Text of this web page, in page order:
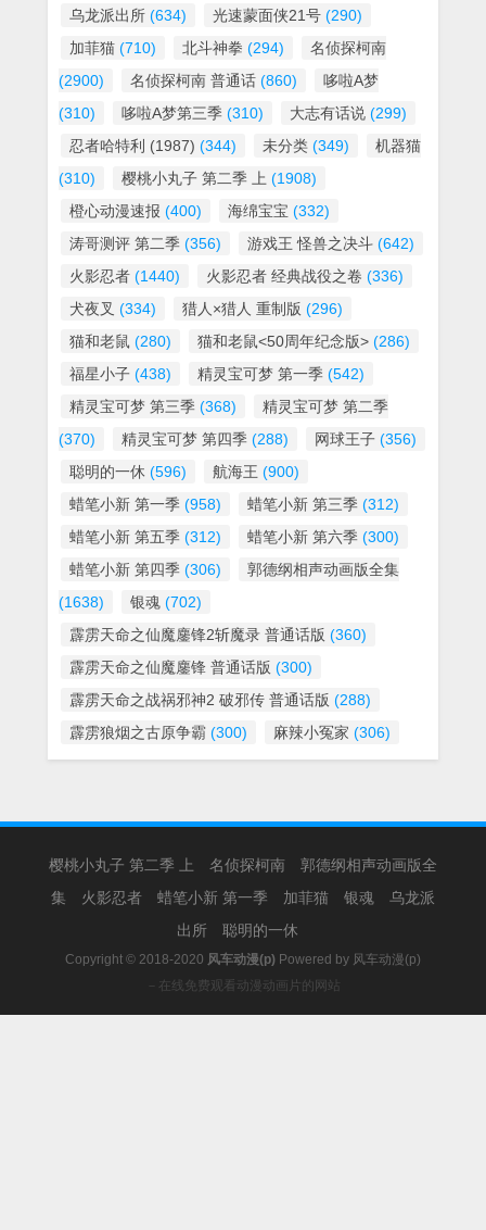
乌龙派出所 (634) 光速蒙面侠21号 (290)
加菲猫 (710) 北斗神拳 (294)
名侦探柯南
(2900)
名侦探柯南 普通话 (860)
哆啦A梦
(310)
哆啦A梦第三季 (310) 大志有话说 (299)
忍者哈特利 (1987) (344) 未分类 (349)
机器猫
(310)
樱桃小丸子 第二季 上 (1908)
橙心动漫速报 (400) 海绵宝宝 (332)
涛哥测评 第二季 (356) 游戏王 怪兽之决斗 (642)
火影忍者 (1440) 火影忍者 经典战役之卷 (336)
犬夜叉 (334) 猎人×猎人 重制版 (296)
猫和老鼠 (280) 猫和老鼠<50周年纪念版> (286)
福星小子 (438) 精灵宝可梦 第一季 (542)
精灵宝可梦 第三季 (368)
精灵宝可梦 第二季
(370)
精灵宝可梦 第四季 (288) 网球王子 (356)
聪明的一休 (596) 航海王 (900)
蜡笔小新 第一季 (958) 蜡笔小新 第三季 (312)
蜡笔小新 第五季 (312) 蜡笔小新 第六季 (300)
蜡笔小新 第四季 (306)
郭德纲相声动画版全集
(1638)
银魂 (702)
霹雳天命之仙魔鏖锋2斩魔录 普通话版 (360)
霹雳天命之仙魔鏖锋 普通话版 (300)
霹雳天命之战祸邪神2 破邪传 普通话版 (288)
霹雳狼烟之古原争霸 (300) 麻辣小冤家 (306)
樱桃小丸子 第二季 上 名侦探柯南
郭德纲相声动画版全
集
火影忍者 蜡笔小新 第一季 加菲猫 银魂
乌龙派
出所
聪明的一休
Copyright © 2018-2020 风车动漫(p) Powered by 风车动漫(p)
－在线免费观看动漫动画片的网站